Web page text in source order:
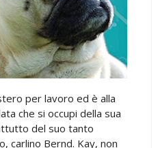
per lavoro ed è alla
che si occupi della sua
del suo tanto
carlino Bernd. Kay, non